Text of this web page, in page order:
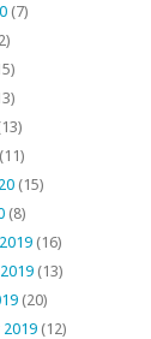
(7)
(11)
(15)
(8)
(16)
(13)
(20)
(12)